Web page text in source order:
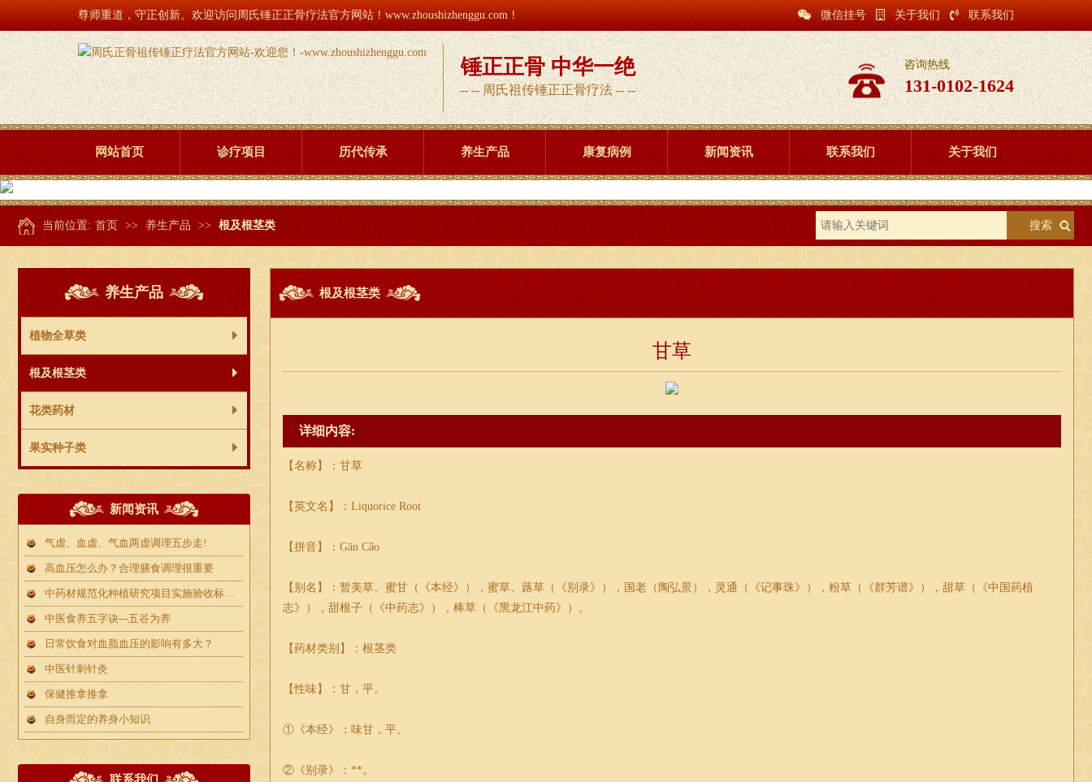
尊师重道，守正创新。欢迎访问周氏锤正正骨疗法官方网站！www.zhoushizhenggu.com！ 微信挂号 关于我们 联系我们
锤正正骨 中华一绝
-- -- 周氏祖传锤正正骨疗法 -- --
咨询热线
131-0102-1624
网站首页 诊疗项目 历代传承 养生产品 康复病例 新闻资讯 联系我们 关于我们
当前位置: 首页 >> 养生产品 >> 根及根茎类 搜索
养生产品
植物全草类
根及根茎类
花类药材
果实种子类
新闻资讯
气虚、血虚、气血两虚调理五步走!
高血压怎么办？合理膳食调理很重要
中药材规范化种植研究项目实施验收标准及指导原则
中医食养五字诀---五谷为养
日常饮食对血脂血压的影响有多大？
中医针刺针灸
保健推拿推拿
自身而定的养身小知识
根及根茎类
甘草
详细内容:
【名称】：甘草
【英文名】：Liquorice Root
【拼音】：Gān Cǎo
【别名】：暂美草、蜜甘（《本经》），蜜草、蕗草（《别录》），国老（陶弘景），灵通（《记事珠》），粉草（《群芳谱》），甜草（《中国药植
志》），甜根子（《中药志》），棒草（《黑龙江中药》）。
【药材类别】：根茎类
【性味】：甘，平。
①《本经》：味甘，平。
②《别录》：**。